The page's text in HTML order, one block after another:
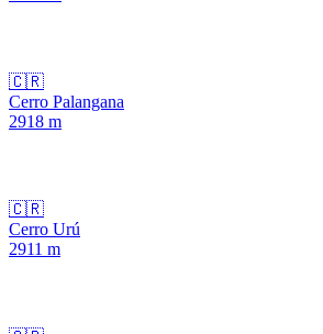
🇨🇷
Cerro Palangana
2918 m
🇨🇷
Cerro Urú
2911 m